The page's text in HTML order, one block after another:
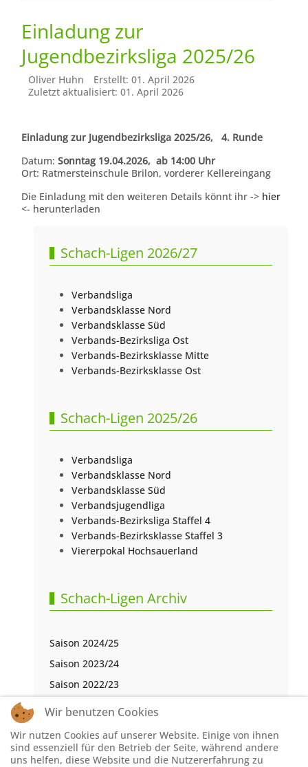
Einladung zur
Jugendbezirksliga 2025/26
Oliver Huhn
Erstellt: 01. April 2026
Zuletzt aktualisiert: 01. April 2026
Einladung zur Jugendbezirksliga 2025/26, 4. Runde
Datum:Sonntag 19.04.2026, ab 14:00 Uhr
Ort: Ratmersteinschule Brilon, vorderer Kellereingang
Die Einladung mit den weiteren Details könnt ihr -> hier
<- herunterladen
Schach-Ligen 2026/27
Verbandsliga
Verbandsklasse Nord
Verbandsklasse Süd
Verbands-Bezirksliga Ost
Verbands-Bezirksklasse Mitte
Verbands-Bezirksklasse Ost
Schach-Ligen 2025/26
Verbandsliga
Verbandsklasse Nord
Verbandsklasse Süd
Verbandsjugendliga
Verbands-Bezirksliga Staffel 4
Verbands-Bezirksklasse Staffel 3
Viererpokal Hochsauerland
Schach-Ligen Archiv
Saison 2024/25
Saison 2023/24
Saison 2022/23
Saison 2021/22
Saison 2019/20
Wir benutzen Cookies
Wir nutzen Cookies auf unserer Website. Einige von ihnen
sind essenziell für den Betrieb der Seite, während andere
uns helfen, diese Website und die Nutzererfahrung zu